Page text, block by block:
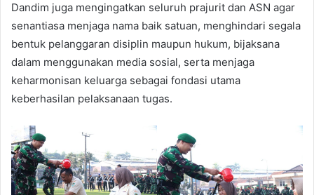
Dandim juga mengingatkan seluruh prajurit dan ASN agar
senantiasa menjaga nama baik satuan, menghindari segala
bentuk pelanggaran disiplin maupun hukum, bijaksana
dalam menggunakan media sosial, serta menjaga
keharmonisan keluarga sebagai fondasi utama
keberhasilan pelaksanaan tugas.